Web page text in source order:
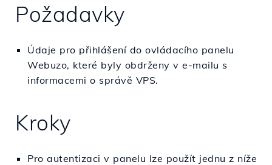
Požadavky
Údaje pro přihlášení do ovládacího panelu
Webuzo, které byly obdrženy v e-mailu s
informacemi o správě VPS.
Kroky
Pro autentizaci v panelu lze použít jednu z níže